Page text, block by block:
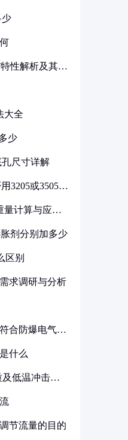
性解析及其在
大全
少
孔尺寸详解
3205或3505代
量计算与应用
剂分别加多少
区别
求调研与分析
合防爆电气设
什么
及低温冲击要
节流量的目的